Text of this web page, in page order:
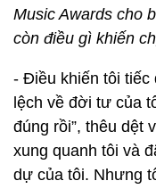
Music Awards cho
còn điều gì khiến
- Điều khiến tôi tiếc
lệch về đời tư của
đúng rồi”, thêu dệt
xung quanh tôi và
dự của tôi. Nhưng